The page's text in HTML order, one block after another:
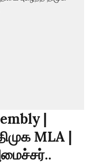
|
MLA |